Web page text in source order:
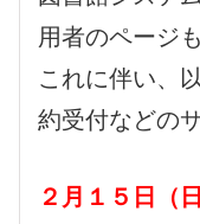
用者のページ
これに伴い、
約受付などの
２月１５日（